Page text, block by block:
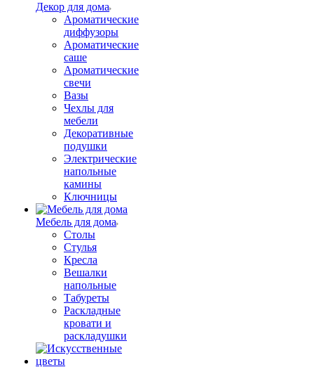
Декор для дома
Ароматические
диффузоры
Ароматические
саше
Ароматические
свечи
Вазы
Чехлы для
мебели
Декоративные
подушки
Электрические
напольные
камины
Ключницы
Мебель для дома
Столы
Стулья
Кресла
Вешалки
напольные
Табуреты
Раскладные
кровати и
раскладушки